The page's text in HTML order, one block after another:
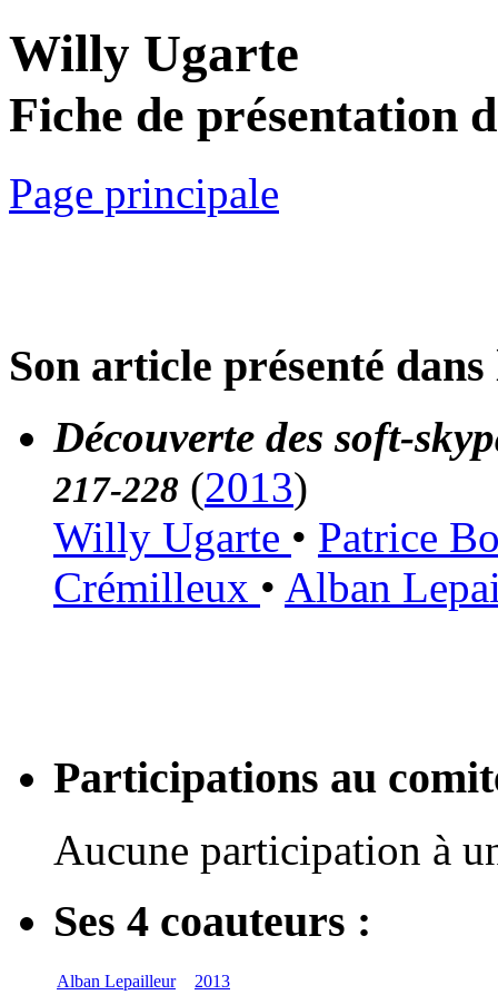
Willy Ugarte
Fiche de présentation
Page principale
Son article présenté
Découverte des soft-
217-228 (2013)
Willy Ugarte • Patrice
Crémilleux • Alban
Participations au
Aucune participation à
Ses 4 coauteurs :
Alban Lepailleur
2013